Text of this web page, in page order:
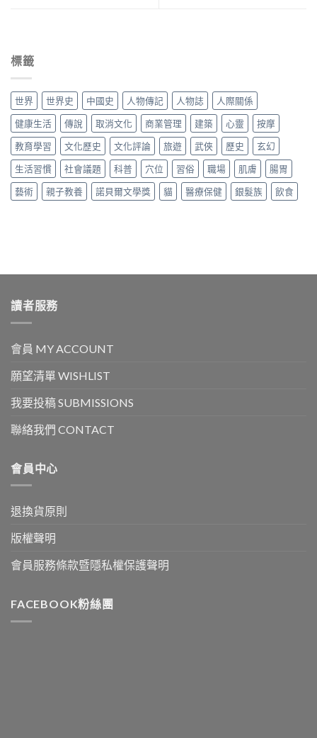
標籤
世界 世界史 中國史 人物傳記 人物誌
人際關係
健康生活
傳說 取消文化 商業管理 建築 心靈
按摩
教育學習
文化歷史 文化評論 旅遊 武俠 歷史
玄幻
生活習慣
社會議題 科普 穴位 習俗 職場 肌膚
腸胃
藝術
親子教養 諾貝爾文學獎 貓 醫療保健 銀髮族 飲食
讀者服務
會員 MY ACCOUNT
願望清單 WISHLIST
我要投稿 SUBMISSIONS
聯絡我們 CONTACT
會員中心
退換貨原則
版權聲明
會員服務條款暨隱私權保護聲明
FACEBOOK粉絲團